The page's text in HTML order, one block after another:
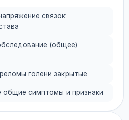
связок
(общее)
голени закрытые
общие симптомы и признаки